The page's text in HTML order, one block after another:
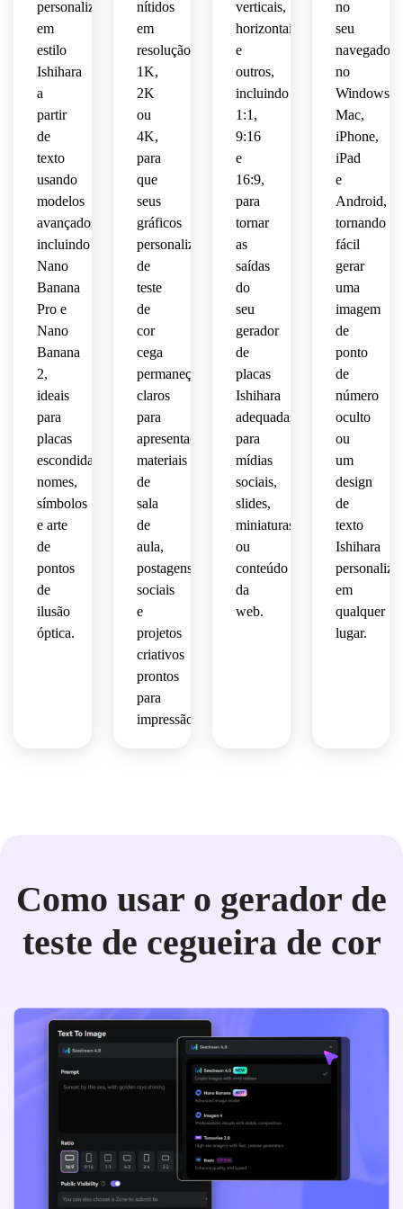
verde
marrom.
Mantenha
a
composição
o
clima
educacional
e
clínico,
com
qualidade
impressão
nítida
espaçamento
equilibrado.
densidade
realista
pontos,
suave,
fundo
branco
ilusão
óptica
parece
compartilhável
minimalista
de
atraente
do
cuidadosamente
suave,
composição
negativo
branco
clima
novidade-
encontra-
com
inspirado
em
Ishihara,
variação
sutil
vermelho-
verde,
corte
circular
suave,
neutro
e
detalhes
de
alta
adequados
para
slides
de
sala
de
aula,
de
personalizados
em
estilo
Ishihara
a
partir
de
texto
usando
modelos
avançados,
incluindo
Nano
Banana
Pro e
Nano
Banana
2,
ideais
para
placas
escondidas,
nomes,
símbolos
e arte
de
pontos
de
ilusão
óptica.
nítidos
em
resolução
1K,
2K
ou
4K,
para
que
seus
gráficos
personalizados
de
teste
de
cor
cega
permaneçam
claros
para
apresentações,
materiais
de
sala
de
aula,
postagens
sociais
e
projetos
criativos
prontos
para
impressão.
verticais,
horizontais
e
outros,
incluindo
1:1,
9:16
e
16:9,
para
tornar
as
saídas
do
seu
gerador
de
placas
Ishihara
adequadas
para
mídias
sociais,
slides,
miniaturas
ou
conteúdo
da
web.
no
seu
navegador
no
Windows,
Mac,
iPhone,
iPad
e
Android,
tornando
fácil
gerar
uma
imagem
de
ponto
de
número
oculto
ou
um
design
de
texto
Ishihara
em
qualquer
lugar.
Como usar o gerador de
teste de cegueira de cor